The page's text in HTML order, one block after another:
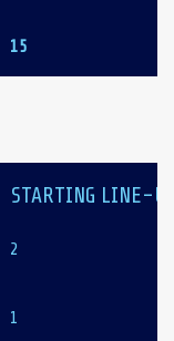
15
STARTING LINE-
2
1